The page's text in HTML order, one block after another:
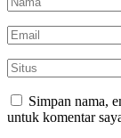
Simpan nama,
untuk komentar